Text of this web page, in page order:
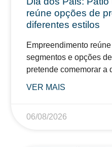
reúne opções de
diferentes estilos
Empreendimento
segmentos e opções
pretende comemorar a
VER MAIS
06/08/2026